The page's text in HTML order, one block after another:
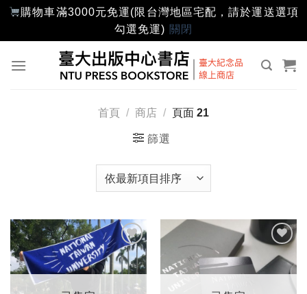
購物車滿3000元免運(限台灣地區宅配，請於運送選項
勾選免運) 關閉
首頁 / 商店 / 頁面 21
篩選
加入
「願
望輕
單」
加入
「願
望輕